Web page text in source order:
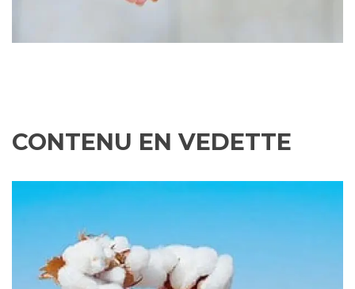
CONTENU EN VEDETTE